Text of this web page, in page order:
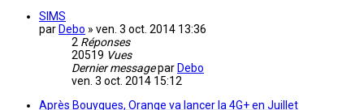
SIMS
par Debo » ven. 3 oct. 2014 13:36
2 Réponses
20519 Vues
Dernier messagepar Debo
ven. 3 oct. 2014 15:12
Après Bouygues, Orange va lancer la 4G+ en Juillet